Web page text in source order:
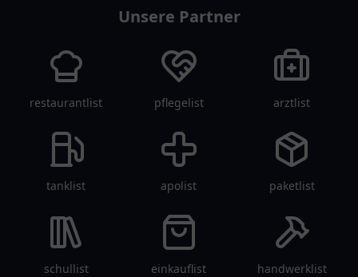
Unsere Partner
restaurantlist pflegelist arztlist
tanklist apolist paketlist
schullist einkauflist handwerklist